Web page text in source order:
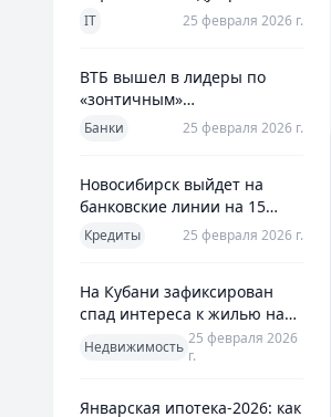
800 млрд рублей
IT 25 февраля 2026 г.
ВТБ вышел в лидеры по
«зонтичным»
поручительствам для МСП
Банки 25 февраля 2026 г.
Новосибирск выйдет на
банковские линии на 15
млрд рублей для закрытия
дефицита
Кредиты 25 февраля 2026 г.
На Кубани зафиксирован
спад интереса к жилью на
Недвижимость 25 февраля 2026
г.
Январская ипотека-2026: как